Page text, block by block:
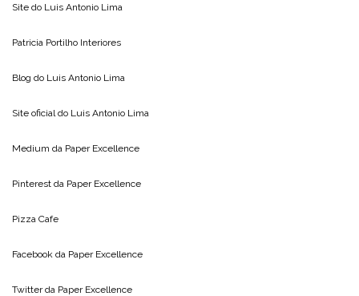
Site do Luis Antonio Lima
Patricia Portilho Interiores
Blog do Luis Antonio Lima
Site oficial do Luis Antonio Lima
Medium da Paper Excellence
Pinterest da Paper Excellence
Pizza Cafe
Facebook da Paper Excellence
Twitter da Paper Excellence